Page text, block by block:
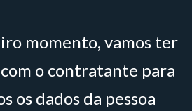
momento, vamos ter
o contratante para
os dados da pessoa